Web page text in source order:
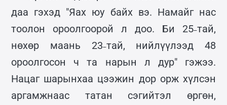
даа гэхэд "Яах юу байх вэ. Намайг нас
тоолон ороолгоорой л доо. Би 25˗тай,
нөхөр маань 23˗тай, нийлүүлээд 48
ороолгосон ч та нарын л дур" гэжээ.
Нацаг шарынхаа цээжин дор орж хүлсэн
аргамжнаас татан сэгийтэл өргөн,